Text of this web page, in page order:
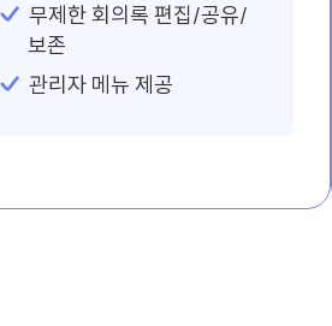
무제한 회의록 편집/공유/
보존
관리자 메뉴 제공